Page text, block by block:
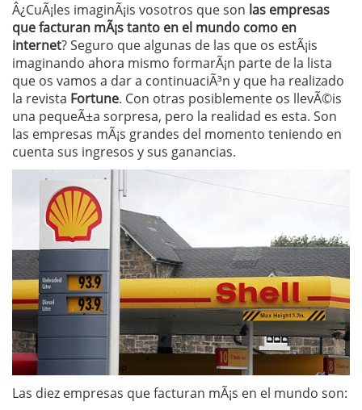
Â¿CuÃ¡les imaginÃ¡is vosotros que son las empresas
que facturan mÃ¡s tanto en el mundo como en
internet? Seguro que algunas de las que os estÃ¡is
imaginando ahora mismo formarÃ¡n parte de la lista
que os vamos a dar a continuaciÃ³n y que ha realizado
la revista Fortune. Con otras posiblemente os llevÃ©is
una pequeÃ±a sorpresa, pero la realidad es esta. Son
las empresas mÃ¡s grandes del momento teniendo en
cuenta sus ingresos y sus ganancias.
Las diez empresas que facturan mÃ¡s en el mundo son: